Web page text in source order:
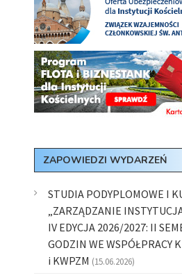
ZAPOWIEDZI WYDARZEŃ
STUDIA PODYPLOMOWE I
„ZARZĄDZANIE
IV EDYCJA 2026/2027: II
GODZIN WE WSPÓŁPRACY
i KWPZM (15.06.2026)